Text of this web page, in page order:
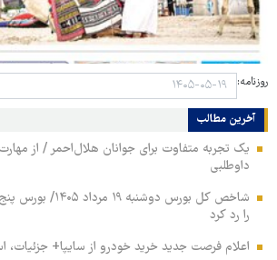
روزنامه:
آخرین مطالب
یک تجربه متفاوت برای جوانان هلال‌احمر / از
داوطلبی
را رد کرد
اعلام فرصت جدید خرید خودرو از سایپا+